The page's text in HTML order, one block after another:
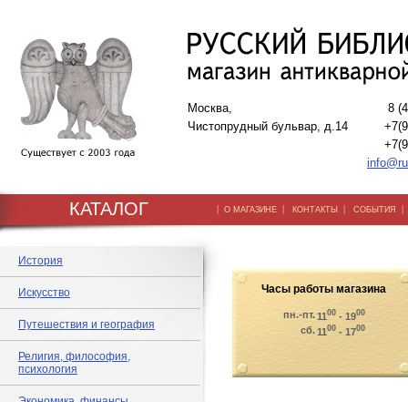
Москва,
Чистопрудный бульвар, д.14
8
КАТАЛОГ | О МАГАЗИНЕ | КОНТАКТЫ | СОБЫТИЯ
История
Искусство
Путешествия и география
Религия, философия,
психология
Часы работы магазина
пн.-пт.1100 - 1900
сб.1100 - 1700